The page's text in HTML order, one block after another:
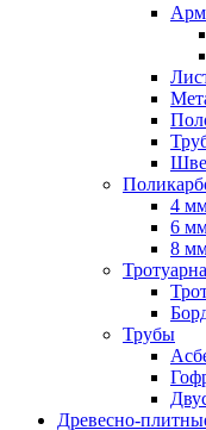
4
6
8
Трубы
Древесно-